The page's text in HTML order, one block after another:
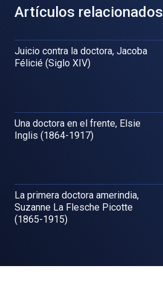
Artículos relacionados
Juicio contra la doctora, Jacoba
Félicié (Siglo XIV)
Una doctora en el frente, Elsie
Inglis (1864-1917)
La primera doctora amerindia,
Suzanne La Flesche Picotte
(1865-1915)